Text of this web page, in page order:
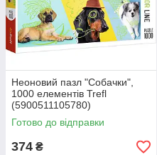
Неоновий пазл "Собачки",
1000 елементів Trefl
(5900511105780)
Готово до відправки
374 ₴